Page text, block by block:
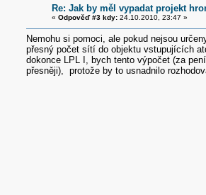
Re: Jak by měl vypadat projekt
« Odpověď #3 kdy:24.10.2010, 23:47 »
Nemohu si pomoci, ale pokud nejsou
přesný počet sítí do objektu vstupujících
dokonce LPL I, bych tento výpočet (za
přesněji), protože by to usnadnilo